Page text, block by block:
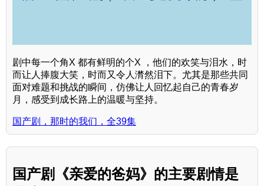
剧中每一个角X 都有鲜明的个X ，他们的欢笑与泪水，时
而让人捧腹大笑，时而又令人潸然泪下。尤其是那些共同
面对难题和挑战的瞬间，仿佛让人回忆起自己的青春岁
月，感受到成长路上的温暖与坚持。
国产剧，那时的我们，全39集
国产剧《亲爱的爸妈》的主要剧情是